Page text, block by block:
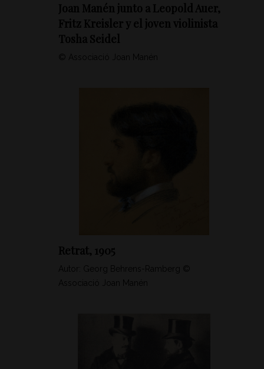
Joan Manén junto a Leopold Auer,
Fritz Kreisler y el joven violinista
Tosha Seidel
© Associació Joan Manén
Retrat, 1905
Autor: Georg Behrens-Ramberg ©
Associació Joan Manén